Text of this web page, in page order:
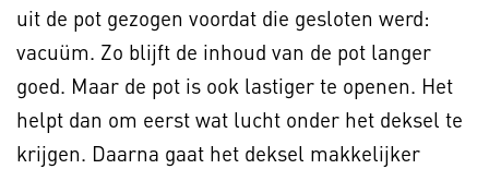
uit de pot gezogen voordat die gesloten werd:
vacuüm. Zo blijft de inhoud van de pot langer
goed. Maar de pot is ook lastiger te openen. Het
helpt dan om eerst wat lucht onder het deksel te
krijgen. Daarna gaat het deksel makkelijker